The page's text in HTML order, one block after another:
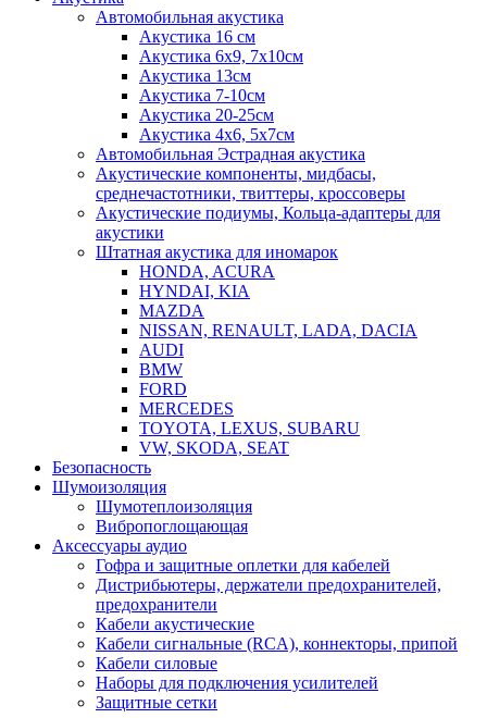
Автомобильная акустика
Акустика 16 см
Акустика 6х9, 7х10см
Акустика 13см
Акустика 7-10см
Акустика 20-25см
Акустика 4х6, 5х7см
Автомобильная Эстрадная акустика
Акустические компоненты, мидбасы,
среднечастотники, твиттеры, кроссоверы
Акустические подиумы, Кольца-адаптеры для
акустики
Штатная акустика для иномарок
HONDA, ACURA
HYNDAI, KIA
MAZDA
NISSAN, RENAULT, LADA, DACIA
AUDI
BMW
FORD
MERCEDES
TOYOTA, LEXUS, SUBARU
VW, SKODA, SEAT
Безопасность
Шумоизоляция
Шумотеплоизоляция
Вибропоглощающая
Аксессуары аудио
Гофра и защитные оплетки для кабелей
Дистрибьютеры, держатели предохранителей,
предохранители
Кабели акустические
Кабели сигнальные (RCA), коннекторы, припой
Кабели силовые
Наборы для подключения усилителей
Защитные сетки